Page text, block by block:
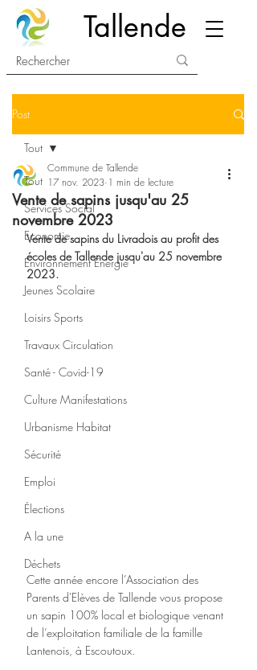
Tallende
Post
Tout
Services Social
Economie
Environnement Energie
Jeunes Scolaire
Loisirs Sports
Travaux Circulation
Santé - Covid-19
Culture Manifestations
Urbanisme Habitat
Sécurité
Emploi
Élections
A la une
Déchets
Tout
Vente de sapins jusqu'au 25
novembre 2023
Commune de Tallende
17 nov. 2023 1 min de lecture
Vente de sapins du Livradois au profit des
écoles de Tallende jusqu'au 25 novembre
2023.
Cette année encore l’Association des
Parents d'Elèves de Tallende vous propose
un sapin 100% local et biologique venant
de l’exploitation familiale de la famille
Lantenois, à Escoutoux.